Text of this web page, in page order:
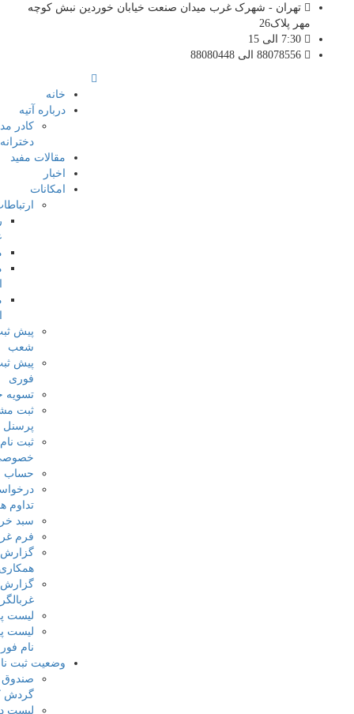
تهران - شهرک غرب میدان صنعت خیابان خوردین نبش کوچه
مهر پلاک26
7:30 الی 15
88078556 الی 88080448
درباره آتیه
کادر مدرسه
دخترانه آتیه
مقالات مفید
امکانات
ارتباطات
روابط
مشاور
معاون
معاون
پیش ثبت نام
پیش ثبت نام
تسویه حساب
ثبت مشخصات
ثبت نام کلاس
خصوصی
حساب من
درخواست
تداوم همکاری
سبد خرید
فرم غربالگری
گزارش تمدید
گزارش فرم
غربالگری
لیست پرسنل
لیست پیش ثبت
نام فوری
وضعیت ثبت نام
صندوق فرم
گردش کار
لیست دانش